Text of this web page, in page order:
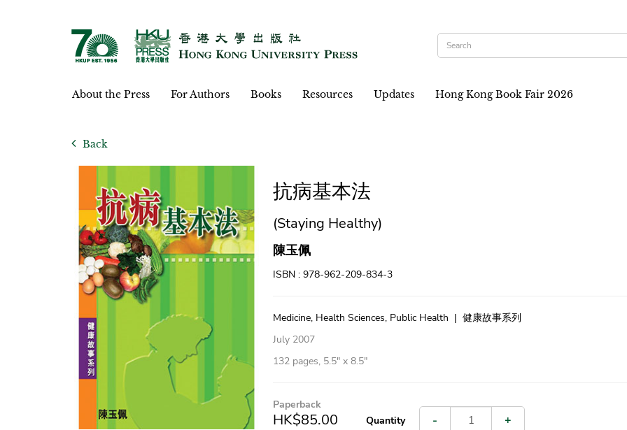
About the Press For Authors Books Resources Updates Hong Kong Book Fair 2026
Back
抗病基本法
(Staying Healthy)
陳玉佩
ISBN : 978-962-209-834-3
Medicine, Health Sciences, Public Health | 健康故事系列
July 2007
132 pages, 5.5″ x 8.5″
Paperback
HK$85.00 Quantity - +